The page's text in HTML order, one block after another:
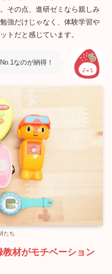
。その点、進研ゼミなら親しみ
強だけじゃなく、体験学習や
トだと感じています。
なのが納得！
たち
教材がモチベーション